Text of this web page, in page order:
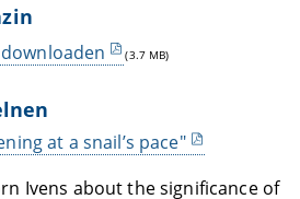
bamberg.de
(3.7 MB)
at a snail’s pace"
Ivens about the significance of